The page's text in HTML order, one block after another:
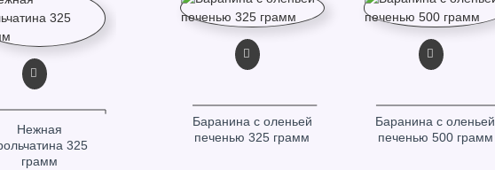
Нежная
325
грамм
Баранина с оленьей
печенью 325 грамм
Баранина с оленьей
печенью 500 грамм